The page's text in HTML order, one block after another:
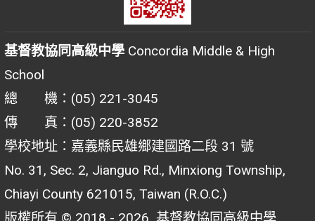
基督教協同高級中學 Concordia Middle & High
School
總 機：(05) 221-3045
傳 真：(05) 220-3852
學校地址：嘉義縣民雄鄉建國路二段 31 號
No. 31, Sec. 2, Jianguo Rd., Minxiong Township,
Chiayi County 621015, Taiwan (R.O.C.)
版權所有 © 2018 - 2026 基督教協同高級中學